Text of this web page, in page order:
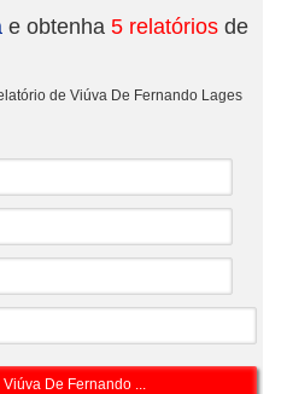
e obtenha 5 relatórios de
de Viúva De Fernando Lages